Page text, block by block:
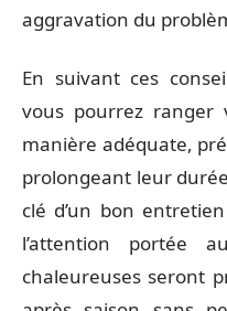
aggravation du
En suivant ces
vous pourrez ranger
manière adéquate,
prolongeant leur
clé d’un bon
l’attention portée
chaleureuses seront